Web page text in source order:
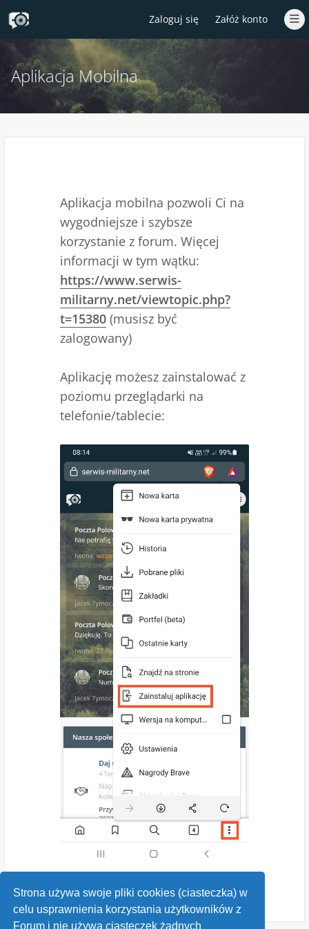
Strona używa swoje pliki cookies (ciasteczka) w
celu usprawnienia korzystania użytkowników z
Forum i nie używa ciasteczek żadnych
Zaloguj się Załóż konto
Aplikacja Mobilna
Aplikacja mobilna pozwoli Ci na
wygodniejsze i szybsze
korzystanie z forum. Więcej
informacji w tym wątku:
https://www.serwis-
militarny.net/viewtopic.php?
t=15380 (musisz być
zalogowany)
Aplikację możesz zainstalować z
poziomu przeglądarki na
telefonie/tablecie: